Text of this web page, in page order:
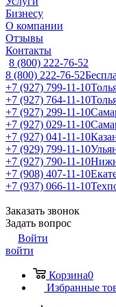
Бизнесу
О компании
Отзывы
Контакты
8 (800) 222-76-52
8 (800) 222-76-52
+7 (927) 799-11-10
+7 (927) 764-11-10
+7 (927) 299-11-10
+7 (927) 029-11-10
+7 (927) 041-11-10
+7 (929) 799-11-10
+7 (927) 790-11-10
+7 (908) 407-11-10
+7 (937) 066-11-10
Заказать звонок
Задать вопрос
Войти
войти
Корзина0
Избранные